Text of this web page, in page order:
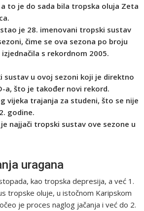
to je do sada bila tropska oluja Zeta
je 28. imenovani tropski sustav
čime se ova sezona po broju
s rekordnom 2005.
sustav u ovoj sezoni koji je direktno
a, što je također novi rekord.
vijeka trajanja za studeni, što se nije
godine.
najjači tropski sustav ove sezone u
uragana
kao tropska depresija, a već 1.
tropske oluje, u istočnom Karipskom
je proces naglog jačanja i već do 2.